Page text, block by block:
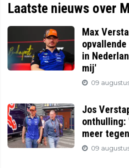
Laatste nieuws over
Max
in
mij'
09
Jos
onthulling:
meer
09